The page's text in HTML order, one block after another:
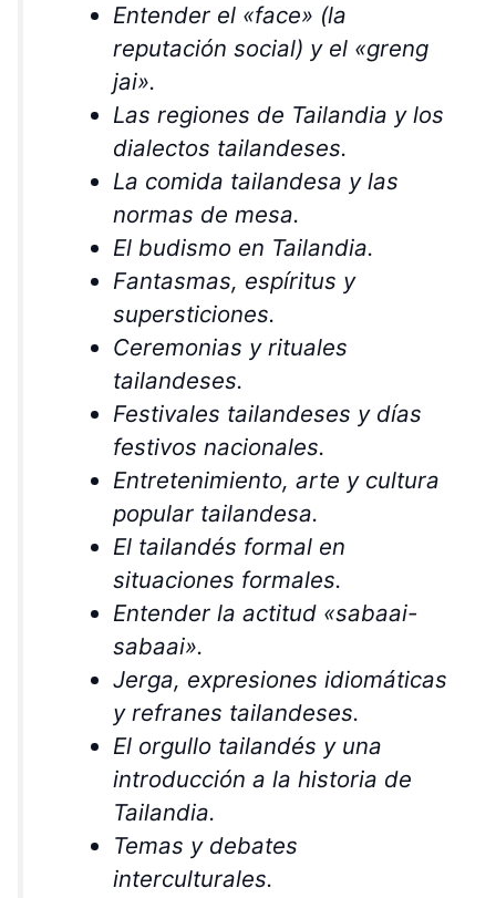
Entender el «face» (la
reputación social) y el «greng
jai».
Las regiones de Tailandia y los
dialectos tailandeses.
La comida tailandesa y las
normas de mesa.
El budismo en Tailandia.
Fantasmas, espíritus y
supersticiones.
Ceremonias y rituales
tailandeses.
Festivales tailandeses y días
festivos nacionales.
Entretenimiento, arte y cultura
popular tailandesa.
El tailandés formal en
situaciones formales.
Entender la actitud «sabaai-
sabaai».
Jerga, expresiones idiomáticas
y refranes tailandeses.
El orgullo tailandés y una
introducción a la historia de
Tailandia.
Temas y debates
interculturales.